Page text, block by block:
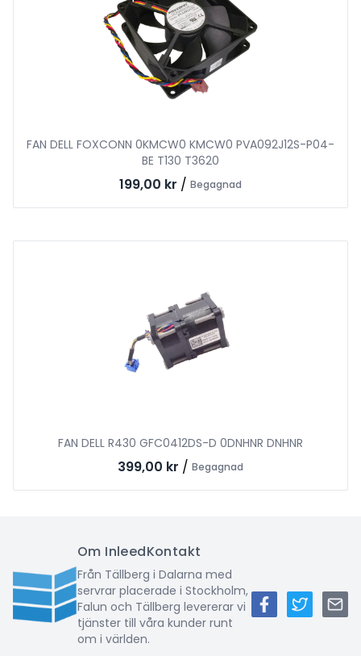
FAN DELL FOXCONN 0KMCW0 KMCW0 PVA092J12S-P04-
BE T130 T3620
199,00 kr / Begagnad
FAN DELL R430 GFC0412DS-D 0DNHNR DNHNR
399,00 kr / Begagnad
Om InleedKontakt
Från Tällberg i Dalarna med
servrar placerade i Stockholm,
Falun och Tällberg levererar vi
tjänster till våra kunder runt
om i världen.